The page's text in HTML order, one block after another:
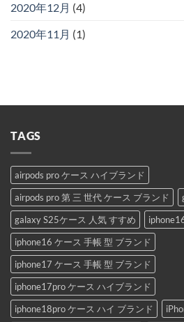
2020年12月 (4)
2020年11月 (1)
TAGS
airpods pro ケース ハイブランド
airpods pro 第 三 世代 ケース ブランド
galaxy S25ケース 人気 すすめ
iphone16 ケース 手帳 型 ブランド
iphone17 ケース 手帳 型 ブランド
iphone17pro ケース ハイブランド
iphone18pro ケース ハイ ブランド